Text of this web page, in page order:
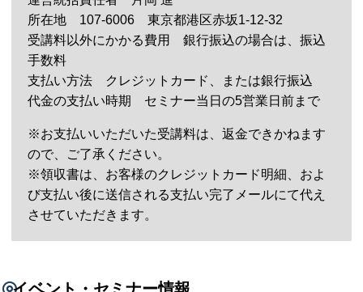
所在地 107-6006 東京都港区赤坂1-12-32
受講料以外にかかる費用 銀行振込の場合は、振込
手数料
支払い方法 クレジットカード、または銀行振込
代金の支払い時期 セミナー当日の5営業日前まで
※お支払いいただいた受講料は、返金できかねます
ので、ご了承ください。
※領収書は、お客様のクレジットカード明細、およ
び支払い後に送信される支払い完了メールにて代え
させていただきます。